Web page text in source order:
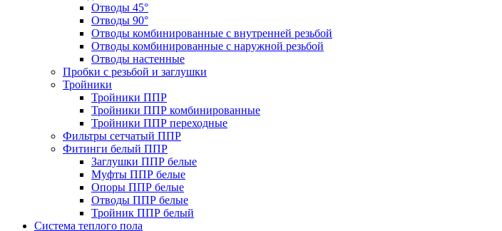
Отводы 45°
Отводы 90°
Отводы комбинированные с внутренней резьбой
Отводы комбинированные с наружной резьбой
Отводы настенные
Пробки с резьбой и заглушки
Тройники
Тройники ППР
Тройники ППР комбинированные
Тройники ППР переходные
Фильтры сетчатый ППР
Фитинги белый ППР
Заглушки ППР белые
Муфты ППР белые
Опоры ППР белые
Отводы ППР белые
Тройник ППР белый
Система теплого пола